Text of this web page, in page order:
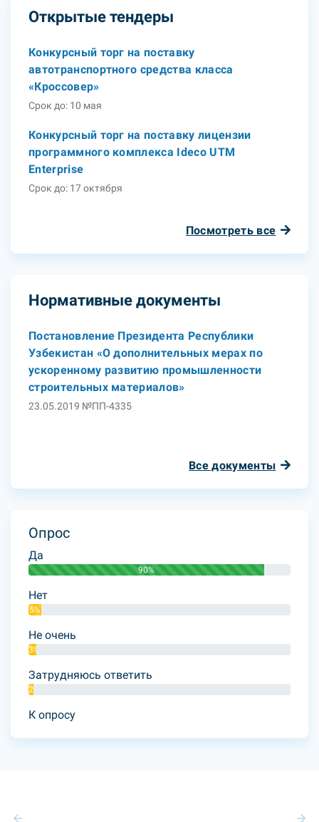
Открытые тендеры
Конкурсный торг на поставку
автотранспортного средства класса
«Кроссовер»
Срок до: 10 мая
Конкурсный торг на поставку лицензии
программного комплекса Ideco UTM
Enterprise
Срок до: 17 октября
Посмотреть все
Нормативные документы
Постановление Президента Республики
Узбекистан «О дополнительных мерах по
ускоренному развитию промышленности
строительных материалов»
23.05.2019 №ПП-4335
Все документы
Опрос
Да
90%
Нет
5%
Не очень
3%
Затрудняюсь ответить
2%
К опросу